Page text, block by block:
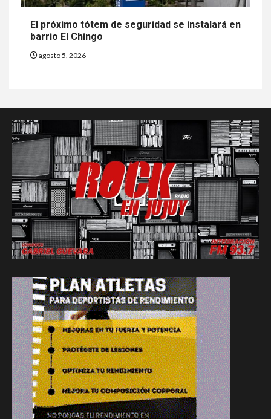
El próximo tótem de seguridad se instalará en
barrio El Chingo
agosto 5, 2026